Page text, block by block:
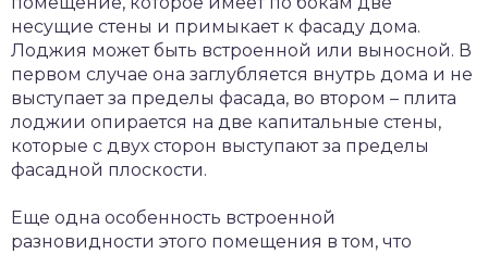
несущие стены и примыкает к фасаду дома.
Лоджия может быть встроенной или выносной. В
первом случае она заглубляется внутрь дома и не
выступает за пределы фасада, во втором – плита
лоджии опирается на две капитальные стены,
которые с двух сторон выступают за пределы
фасадной плоскости.
Еще одна особенность встроенной
разновидности этого помещения в том, что